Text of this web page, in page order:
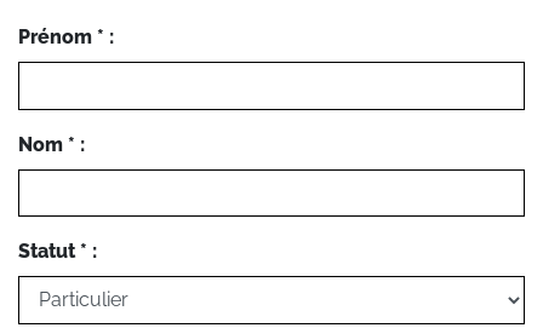
Prénom * :
Nom * :
Statut * :